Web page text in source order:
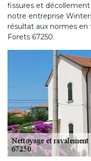
fissures et décollement
notre entreprise
résultat aux normes en
Forets 67250.